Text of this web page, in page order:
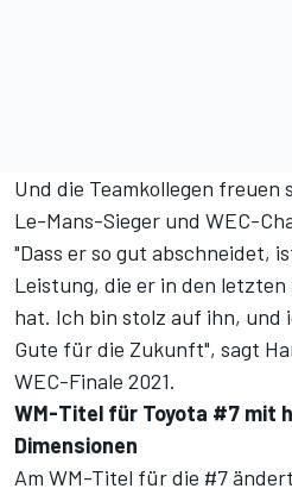
Und die Teamkollegen
Le-Mans-Sieger und WEC-
"Dass er so gut abschneidet,
Leistung, die er in den
hat. Ich bin stolz auf ihn, und
Gute für die Zukunft", sagt
WEC-Finale 2021.
WM-Titel für Toyota #7 mit
Dimensionen
Am WM-Titel für die #7